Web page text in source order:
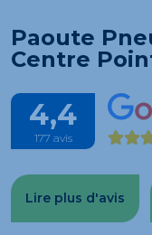
Paoute
Centre
4,4
177 avis
Lire plus d'avis